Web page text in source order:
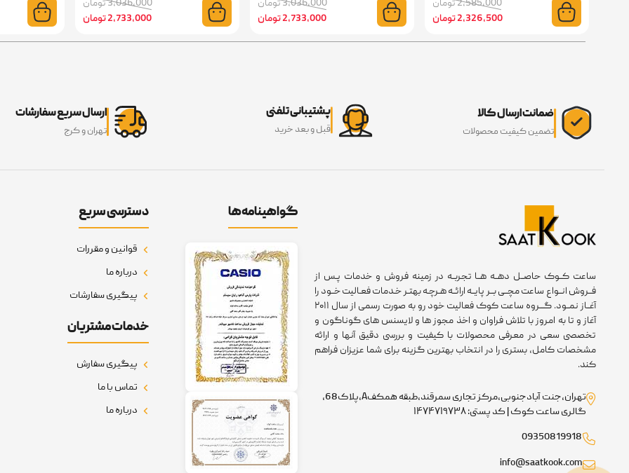
2,585,000 تومان
2,326,500 تومان
3,036,000 تومان
2,733,000 تومان
3,036,000 تومان
2,733,000 تومان
ضمانت ارسال کالا
تضمین کیفیت محصولات
پشتیبانی تلفنی
قبل و بعد خرید
ارسال سریع سفارشات
تهران و کرج
ساعت کــوک حاصــل دهــه هــا تجربــه در زمینه فروش و خدمات پـس از
فــروش انــواع ساعت مچــی بــر پایــه ارائــه هـرچـه بهتـر خـدمات فعـالیت خــود را
آغــاز نمــود. گـــروه ساعت کوک فعالیت خود رو به صورت رسمی از سال ۲۰۱۱
آغاز و تا به امروز با تلاش فراوان و اخذ مجوز ها و لایسنس های گوناگون و
تخصصی سعی در معرفی محصولات با کیفیت و بررسی دقیق آنها و ارائه
مشخصات کامل، بستری را در انتخاب بهترین گزینه برای شما عزیزان فراهم
کند.
تهران،جنت آبادجنوبی،مرکز تجاری سمرقند،طبقه همکفA،پلاک68،
گالری ساعت کوک | کد پستی: ۱۴۷۴۷۱۹۷۳۸
09350819918
info@saatkook.com
گواهینامه‌ها دسترسی سریع
قوانین و مقررات
درباره ما
پیگیری سفارشات
خدمات مشتریان
پیگیری سفارش
تماس با ما
درباره ما